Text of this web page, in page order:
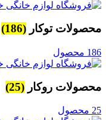
محصولات توکار (186)
186 محصول
محصولات روکار (25)
25 محصول